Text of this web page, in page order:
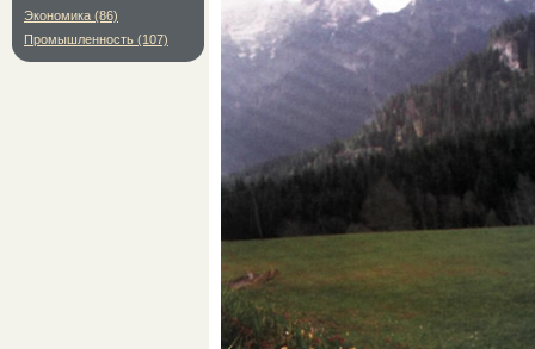
Экономика (86)
Промышленность (107)